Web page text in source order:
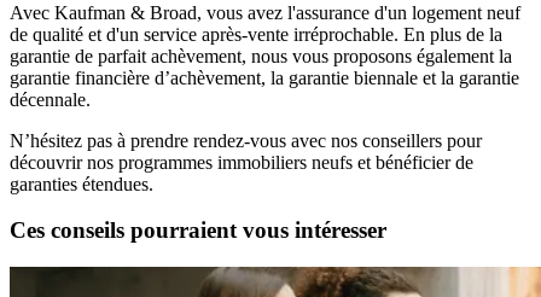
Avec Kaufman & Broad, vous avez l'assurance d'un logement neuf
de qualité et d'un service après-vente irréprochable. En plus de la
garantie de parfait achèvement, nous vous proposons également la
garantie financière d’achèvement, la garantie biennale et la garantie
décennale.
N’hésitez pas à prendre rendez-vous avec nos conseillers pour
découvrir nos programmes immobiliers neufs et bénéficier de
garanties étendues.
Ces conseils pourraient vous intéresser